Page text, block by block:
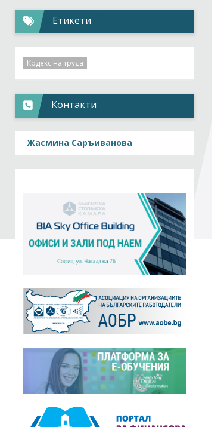
Етикети
Кодекс на труда
Контакти
Жасмина Саръиванова